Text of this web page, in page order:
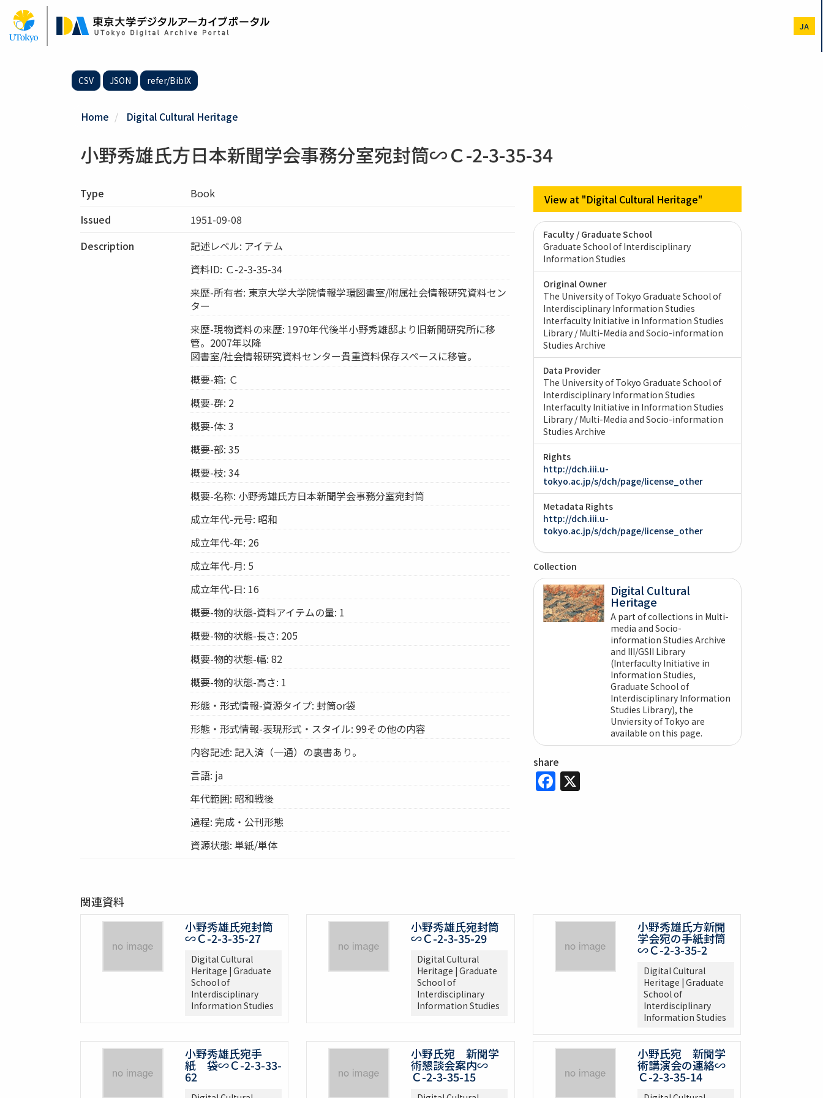
Skip
main
content
JA
CSV JSON refer/BibIX
Home Digital Cultural Heritage
小野秀雄氏方日本新聞学会事務分室宛封筒∽Ｃ-2-3-35-34
Type
Book
Issued
1951-09-08
Description
記述レベル: アイテム
資料ID: Ｃ-2-3-35-34
来歴-所有者: 東京大学大学院情報学環図書室/附属社会情報研究資料セン
ター
来歴-現物資料の来歴: 1970年代後半小野秀雄邸より旧新聞研究所に移
管。2007年以降
図書室/社会情報研究資料センター貴重資料保存スペースに移管。
概要-箱: Ｃ
概要-群: 2
概要-体: 3
概要-部: 35
概要-枝: 34
概要-名称: 小野秀雄氏方日本新聞学会事務分室宛封筒
成立年代-元号: 昭和
成立年代-年: 26
成立年代-月: 5
成立年代-日: 16
概要-物的状態-資料アイテムの量: 1
概要-物的状態-長さ: 205
概要-物的状態-幅: 82
概要-物的状態-高さ: 1
形態・形式情報-資源タイプ: 封筒or袋
形態・形式情報-表現形式・スタイル: 99その他の内容
内容記述: 記入済（一通）の裏書あり。
言語: ja
年代範囲: 昭和戦後
過程: 完成・公刊形態
資源状態: 単紙/単体
View at "Digital Cultural Heritage"
Faculty / Graduate School
Graduate School of Interdisciplinary
Information Studies
Original Owner
The University of Tokyo Graduate School of
Interdisciplinary Information Studies
Interfaculty Initiative in Information Studies
Library / Multi-Media and Socio-information
Studies Archive
Data Provider
The University of Tokyo Graduate School of
Interdisciplinary Information Studies
Interfaculty Initiative in Information Studies
Library / Multi-Media and Socio-information
Studies Archive
Rights
http://dch.iii.u-
tokyo.ac.jp/s/dch/page/license_other
Metadata Rights
http://dch.iii.u-
tokyo.ac.jp/s/dch/page/license_other
Collection
Digital Cultural
Heritage
A part of collections in Multi-
media and Socio-
information Studies Archive
and III/GSII Library
(Interfaculty Initiative in
Information Studies,
Graduate School of
Interdisciplinary Information
Studies Library), the
Unviersity of Tokyo are
available on this page.
share
Facebook
X
関連資料
小野秀雄氏宛封筒
∽Ｃ-2-3-35-27
Digital Cultural
Heritage | Graduate
School of
Interdisciplinary
Information Studies
小野秀雄氏宛封筒
∽Ｃ-2-3-35-29
Digital Cultural
Heritage | Graduate
School of
Interdisciplinary
Information Studies
小野秀雄氏方新聞
学会宛の手紙封筒
∽Ｃ-2-3-35-2
Digital Cultural
Heritage | Graduate
School of
Interdisciplinary
Information Studies
小野秀雄氏宛手
紙 袋∽Ｃ-2-3-33-
62
小野氏宛 新聞学
術懇談会案内∽
Ｃ-2-3-35-15
小野氏宛 新聞学
術講演会の連絡∽
Ｃ-2-3-35-14